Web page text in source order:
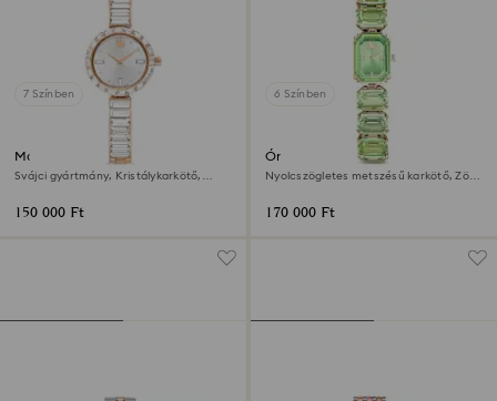
7 Színben
Matrix bangle óra
Svájci gyártmány, Kristálykarkötő,
150 000 Ft
6 Színben
Óra
Nyolcszögletes metszésű karkötő, Zöld,
170 000 Ft